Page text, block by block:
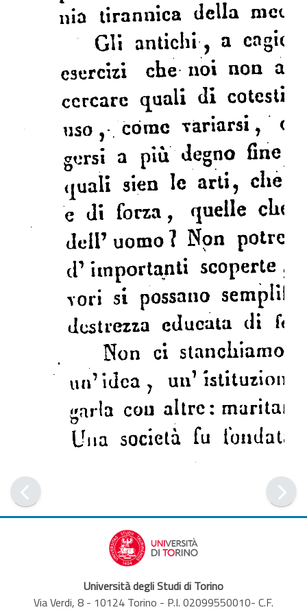
Università degli Studi di Torino
Via Verdi, 8 - 10124 Torino - P.I. 02099550010- C.F.